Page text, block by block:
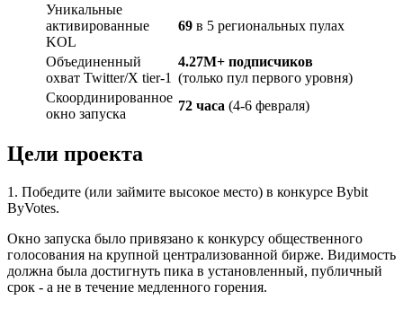
Уникальные
активированные
KOL
69 в 5 региональных пулах
Объединенный
охват Twitter/X tier-1
4.27M+ подписчиков
(только пул первого уровня)
Скоординированное
окно запуска
72 часа (4-6 февраля)
Цели проекта
1. Победите (или займите высокое место) в конкурсе Bybit
ByVotes.
Окно запуска было привязано к конкурсу общественного
голосования на крупной централизованной бирже. Видимость
должна была достигнуть пика в установленный, публичный
срок - а не в течение медленного горения.